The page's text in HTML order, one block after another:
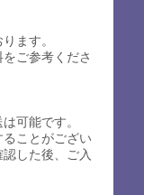
ます。
ご参考くださ
可能です。
ことがござい
した後、ご入